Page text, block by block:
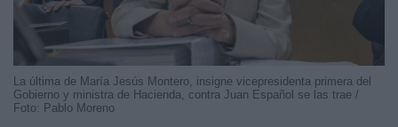
La última de María Jesús Montero, insigne vicepresidenta primera del
Gobierno y ministra de Hacienda, contra Juan Español se las trae /
Foto: Pablo Moreno